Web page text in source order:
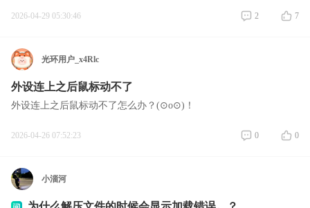
2026-04-29 05:30:46 2 7
光环用户_x4Rlc
外设连上之后鼠标动不了
外设连上之后鼠标动不了怎么办？(⊙o⊙)！
2026-04-26 07:52:23 0 0
小淄河